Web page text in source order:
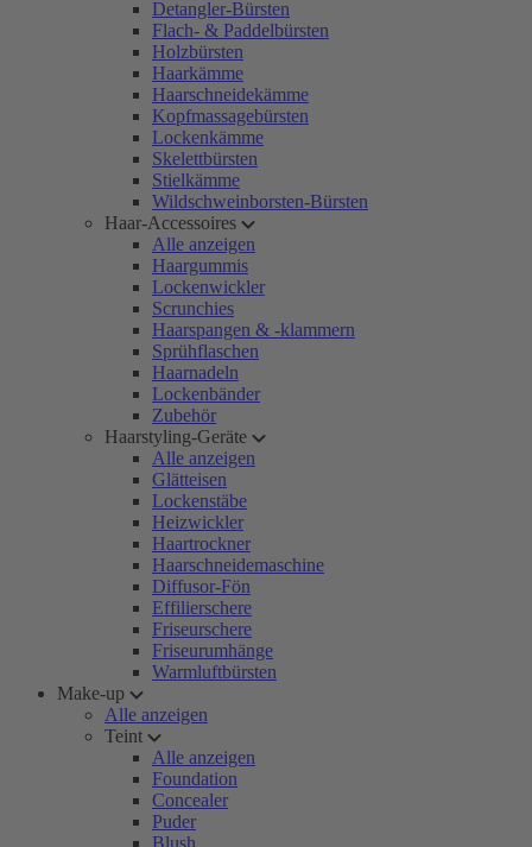
Detangler-Bürsten
Flach- & Paddelbürsten
Holzbürsten
Haarkämme
Haarschneidekämme
Kopfmassagebürsten
Lockenkämme
Skelettbürsten
Stielkämme
Wildschweinborsten-Bürsten
Haar-Accessoires
Alle anzeigen
Haargummis
Lockenwickler
Scrunchies
Haarspangen & -klammern
Sprühflaschen
Haarnadeln
Lockenbänder
Zubehör
Haarstyling-Geräte
Alle anzeigen
Glätteisen
Lockenstäbe
Heizwickler
Haartrockner
Haarschneidemaschine
Diffusor-Fön
Effilierschere
Friseurschere
Friseurumhänge
Warmluftbürsten
Make-up
Alle anzeigen
Teint
Alle anzeigen
Foundation
Concealer
Puder
Blush